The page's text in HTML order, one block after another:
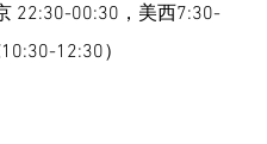
22:30-00:30，美西7:30-
12:30）